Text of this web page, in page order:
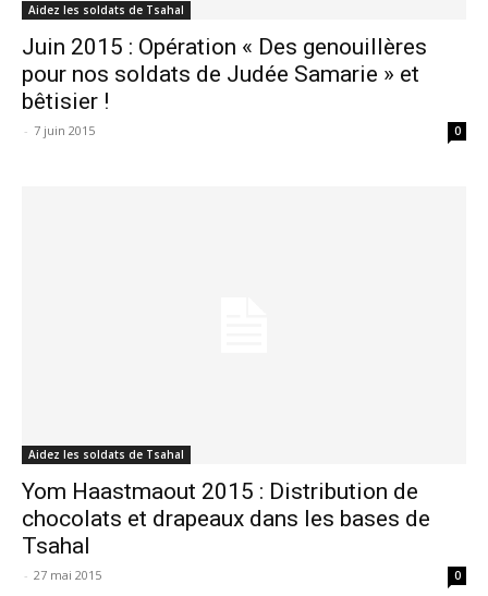
Aidez les soldats de Tsahal
Juin 2015 : Opération « Des genouillères
pour nos soldats de Judée Samarie » et
bêtisier !
- 7 juin 2015 0
Aidez les soldats de Tsahal
Yom Haastmaout 2015 : Distribution de
chocolats et drapeaux dans les bases de
Tsahal
- 27 mai 2015 0